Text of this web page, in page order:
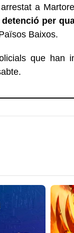
a
per
Baixos.
que han